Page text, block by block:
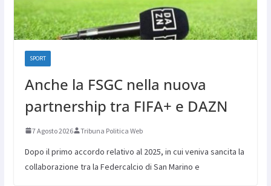
SPORT
Anche la FSGC nella nuova
partnership tra FIFA+ e DAZN
7 Agosto 2026 Tribuna Politica Web
Dopo il primo accordo relativo al 2025, in cui veniva sancita la
collaborazione tra la Federcalcio di San Marino e